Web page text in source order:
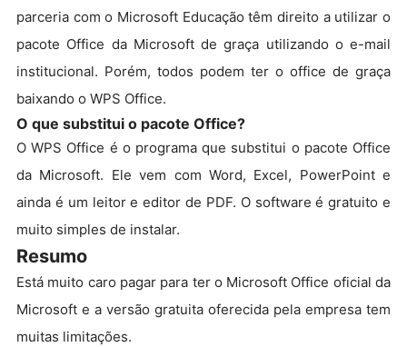
parceria com o Microsoft Educação têm direito a utilizar o
pacote Office da Microsoft de graça utilizando o e-mail
institucional. Porém, todos podem ter o office de graça
baixando o WPS Office.
O que substitui o pacote Office?
O WPS Office é o programa que substitui o pacote Office
da Microsoft. Ele vem com Word, Excel, PowerPoint e
ainda é um leitor e editor de PDF. O software é gratuito e
muito simples de instalar.
Resumo
Está muito caro pagar para ter o Microsoft Office oficial da
Microsoft e a versão gratuita oferecida pela empresa tem
muitas limitações.